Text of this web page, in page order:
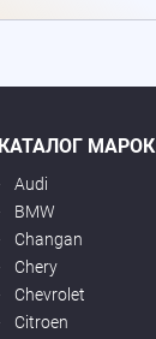
КАТАЛОГ МАРОК
Audi
BMW
Changan
Chery
Chevrolet
Citroen